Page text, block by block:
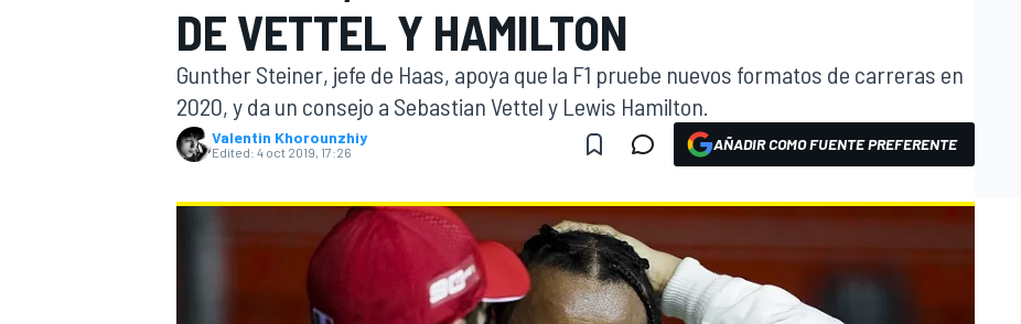
FÓRMULA E MOTO
SPORTSCAR TURISMO
DE VETTEL Y HAMILTON
Gunther Steiner, jefe de Haas, apoya que la F1 pruebe nuevos formatos de carreras en
2020, y da un consejo a Sebastian Vettel y Lewis Hamilton.
Valentin Khorounzhiy
Edited: 4 oct 2019, 17:26 AÑADIR COMO FUENTE PREFERENTE